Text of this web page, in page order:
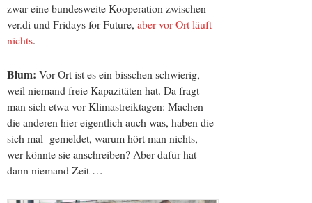
zwar eine bundesweite Kooperation zwischen
ver.di und Fridays for Future, aber vor Ort läuft
nichts.
Blum: Vor Ort ist es ein bisschen schwierig,
weil niemand freie Kapazitäten hat. Da fragt
man sich etwa vor Klimastreiktagen: Machen
die anderen hier eigentlich auch was, haben die
sich mal gemeldet, warum hört man nichts,
wer könnte sie anschreiben? Aber dafür hat
dann niemand Zeit …